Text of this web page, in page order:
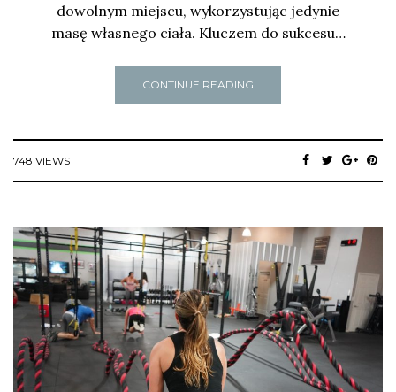
dowolnym miejscu, wykorzystując jedynie
masę własnego ciała. Kluczem do sukcesu…
CONTINUE READING
748 VIEWS